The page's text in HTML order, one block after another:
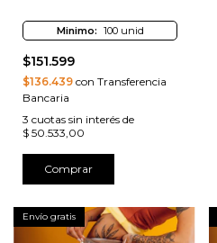
Minimo: 100 unid
$151.599
$136.439 con Transferencia
Bancaria
3 cuotas sin interés de
$ 50.533,00
Comprar
Envío gratis